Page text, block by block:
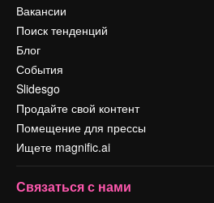
Вакансии
Поиск тенденций
Блог
События
Slidesgo
Продайте свой контент
Помещение для прессы
Ищете magnific.ai
Связаться с нами